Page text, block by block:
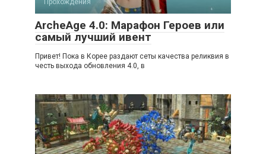
Прохождения
ArcheAge 4.0: Марафон Героев или
самый лучший ивент
Привет! Пока в Корее раздают сеты качества реликвия в
честь выхода обновления 4.0, в